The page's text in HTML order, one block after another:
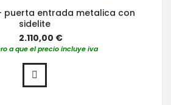
puerta entrada metalica con
sidelite
2.110,00 €
a que el precio incluye iva